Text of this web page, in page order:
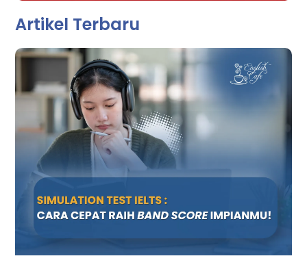
Artikel Terbaru